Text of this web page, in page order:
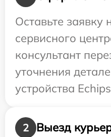
Оставьте заявку
сервисного
консультант
уточнения
устройства
2
Выезд